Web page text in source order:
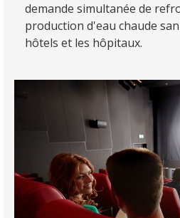
demande simultanée de
production d'eau chaude
hôtels et les hôpitaux.